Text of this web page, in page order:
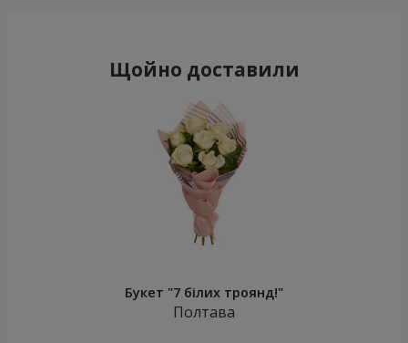
Щойно доставили
Букет "7 білих троянд!"
Полтава